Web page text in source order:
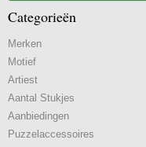
Categorieën
Merken
Motief
Artiest
Aantal Stukjes
Aanbiedingen
Puzzelaccessoires